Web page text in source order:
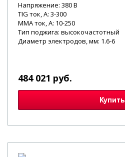
Напряжение: 380 В
TIG ток, А: 3-300
MMA ток, А: 10-250
Тип поджига: высокочастотный
Диаметр электродов, мм: 1.6-6
484 021 руб.
Купить